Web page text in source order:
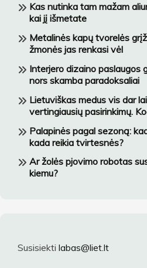
Kas nutinka tam mažam
kai jį išmetate
Metalinės kapų tvorelės
žmonės jas renkasi vėl
Interjero dizaino paslaugos
nors skamba paradoksaliai
Lietuviškas medus vis dar
vertingiausių pasirinkimų.
Palapinės pagal sezoną:
kada reikia tvirtesnės?
Ar žolės pjovimo robotas
kiemu?
Susisiekti labas@liet.lt